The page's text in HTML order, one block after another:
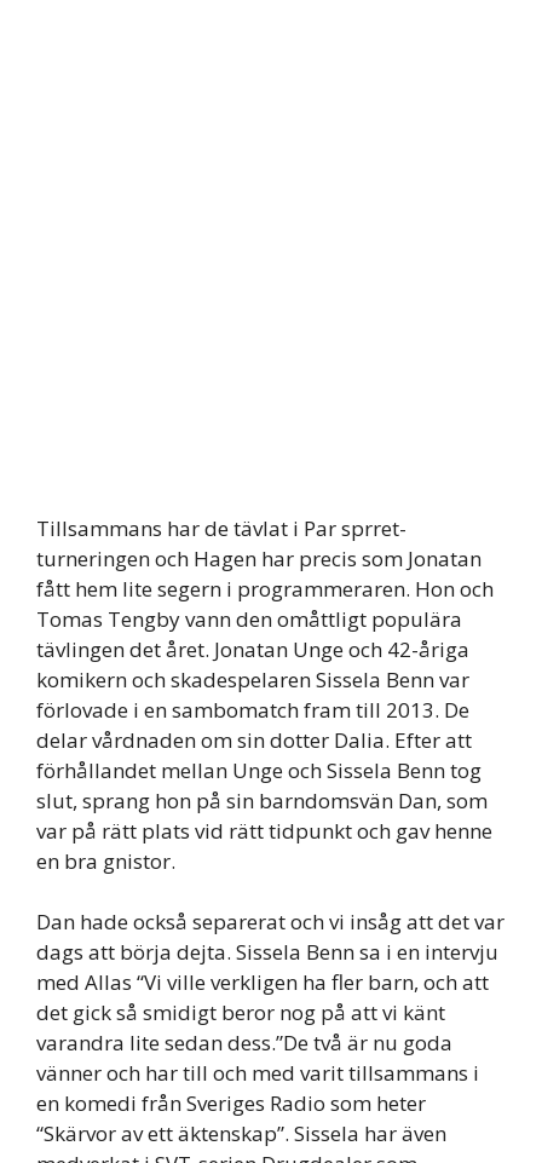
Tillsammans har de tävlat i Par sprret-
turneringen och Hagen har precis som Jonatan
fått hem lite segern i programmeraren. Hon och
Tomas Tengby vann den omåttligt populära
tävlingen det året. Jonatan Unge och 42-åriga
komikern och skadespelaren Sissela Benn var
förlovade i en sambomatch fram till 2013. De
delar vårdnaden om sin dotter Dalia. Efter att
förhållandet mellan Unge och Sissela Benn tog
slut, sprang hon på sin barndomsvän Dan, som
var på rätt plats vid rätt tidpunkt och gav henne
en bra gnistor.
Dan hade också separerat och vi insåg att det var
dags att börja dejta. Sissela Benn sa i en intervju
med Allas “Vi ville verkligen ha fler barn, och att
det gick så smidigt beror nog på att vi känt
varandra lite sedan dess.”De två är nu goda
vänner och har till och med varit tillsammans i
en komedi från Sveriges Radio som heter
“Skärvor av ett äktenskap”. Sissela har även